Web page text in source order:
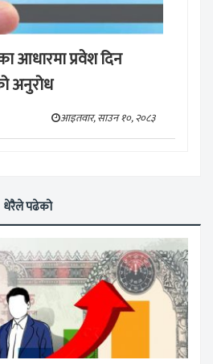
आधारमा प्रवेश दिन
अनुरोध
आइतवार, साउन १०, २०८३
धेरैले पढेको